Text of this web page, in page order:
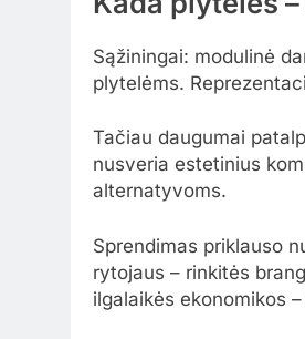
Sąžiningai: modulinė
plytelėms.
Tačiau daugumai
nusveria estetinius
alternatyvoms.
Sprendimas priklauso
rytojaus – rinkitės
ilgalaikės ekonomikos